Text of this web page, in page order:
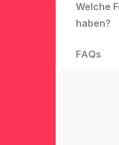
Welche
haben?
FAQs